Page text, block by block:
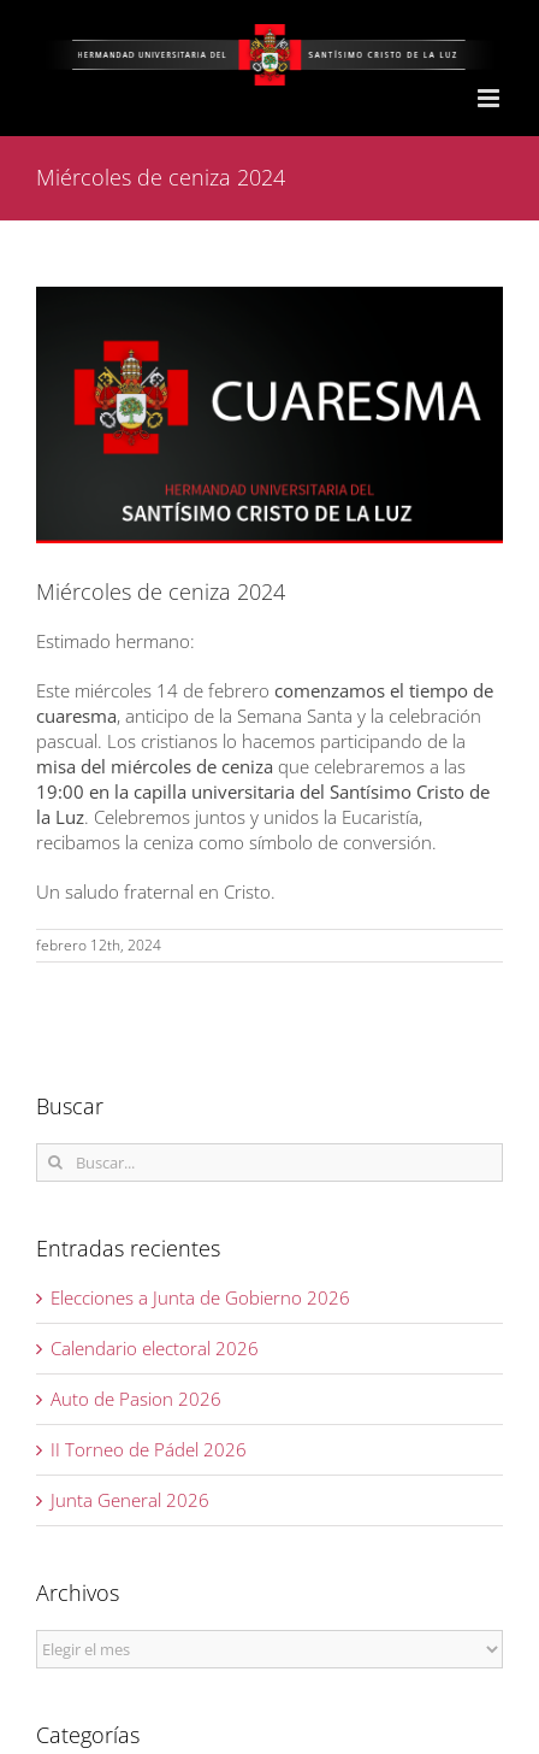
contenido
Miércoles de ceniza 2024
grande
Miércoles de ceniza 2024
Estimado hermano:
Este miércoles 14 de febrero comenzamos el tiempo de
cuaresma, anticipo de la Semana Santa y la celebración
pascual. Los cristianos lo hacemos participando de la
misa del miércoles de ceniza que celebraremos a las
19:00 en la capilla universitaria del Santísimo Cristo de
la Luz. Celebremos juntos y unidos la Eucaristía,
recibamos la ceniza como símbolo de conversión.
Un saludo fraternal en Cristo.
febrero 12th, 2024
Buscar
Buscar:
Entradas recientes
Elecciones a Junta de Gobierno 2026
Calendario electoral 2026
Auto de Pasion 2026
II Torneo de Pádel 2026
Junta General 2026
Archivos
Archivos
Categorías